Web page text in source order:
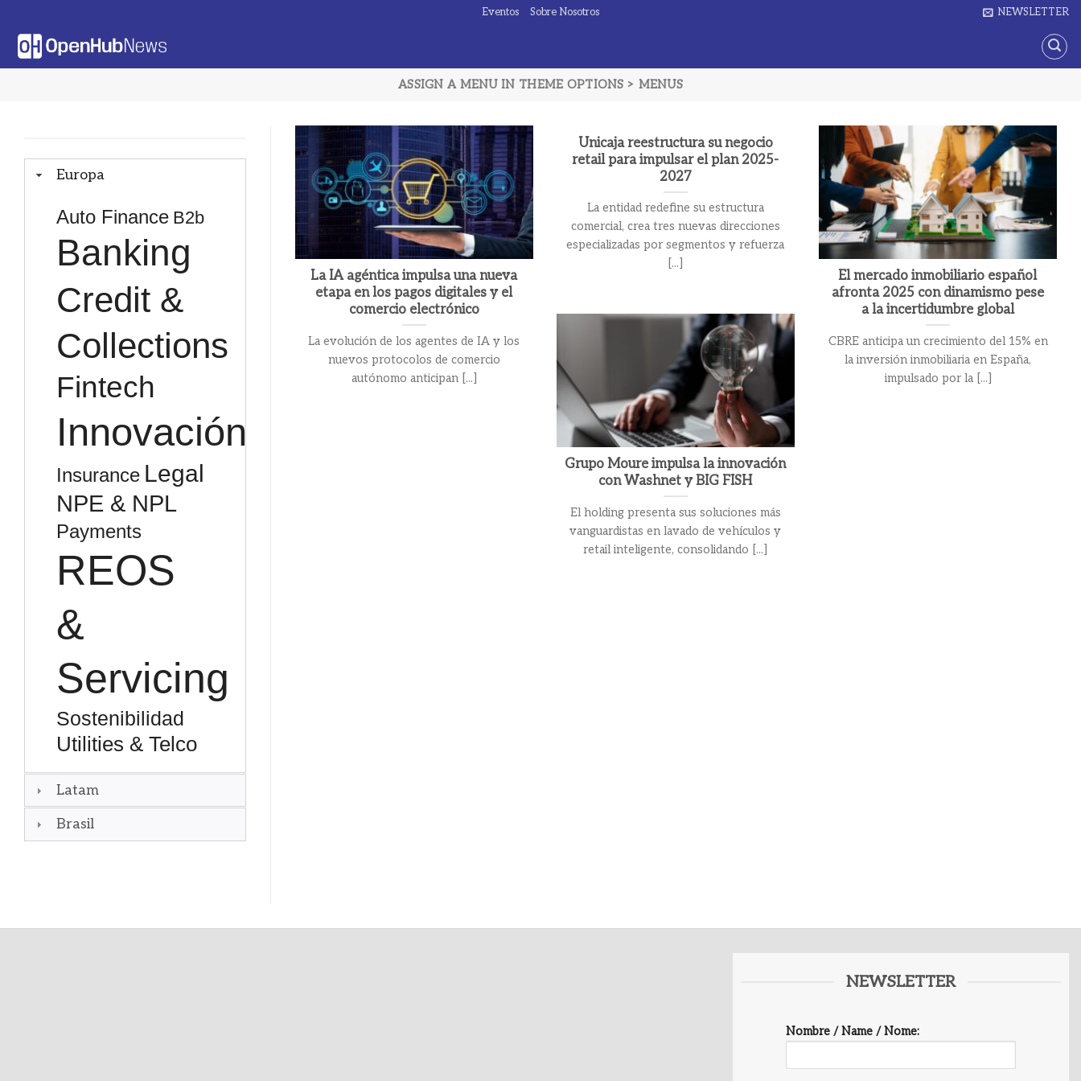
contenido
Eventos Sobre Nosotros NEWSLETTER
ASSIGN A MENU IN THEME OPTIONS > MENUS
Europa
Auto Finance B2b
Banking
Credit &
Collections
Fintech
Innovación
Insurance Legal
NPE & NPL
Payments
REOS
&
Servicing
Sostenibilidad
Utilities & Telco
Latam
Brasil
La IA agéntica impulsa una nueva
etapa en los pagos digitales y el
comercio electrónico
La evolución de los agentes de IA y los
nuevos protocolos de comercio
autónomo anticipan [...]
Unicaja reestructura su negocio
retail para impulsar el plan 2025-
2027
La entidad redefine su estructura
comercial, crea tres nuevas direcciones
especializadas por segmentos y refuerza
[...]
El mercado inmobiliario español
afronta 2025 con dinamismo pese
a la incertidumbre global
CBRE anticipa un crecimiento del 15% en
la inversión inmobiliaria en España,
impulsado por la [...]
Grupo Moure impulsa la innovación
con Washnet y BIG FISH
El holding presenta sus soluciones más
vanguardistas en lavado de vehículos y
retail inteligente, consolidando [...]
NEWSLETTER
Nombre / Name / Nome: